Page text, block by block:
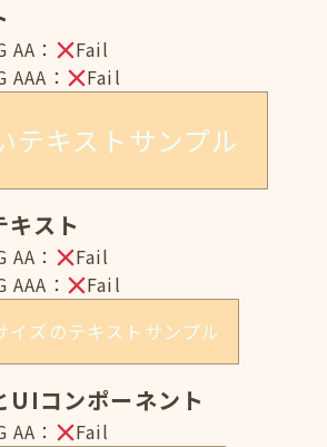
AA：
Fail
AAA：
Fail
テキストサンプル
スト
AA：
Fail
AAA：
Fail
イズのテキストサンプル
UIコンポーネント
AA： Fail